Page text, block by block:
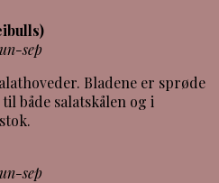
sep
Bladene er sprøde
både salatskålen og i
sep